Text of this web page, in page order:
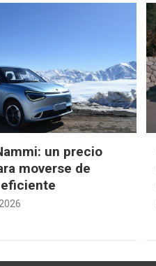
un precio
moverse de